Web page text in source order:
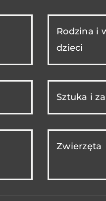
Rodzina i
dzieci
Sztuka i
Zwierzęta